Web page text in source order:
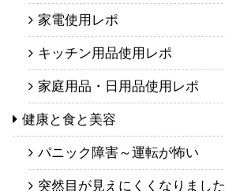
家電使用レポ
キッチン用品使用レポ
家庭用品・日用品使用レポ
健康と食と美容
パニック障害～運転が怖い
突然目が見えにくくなりました